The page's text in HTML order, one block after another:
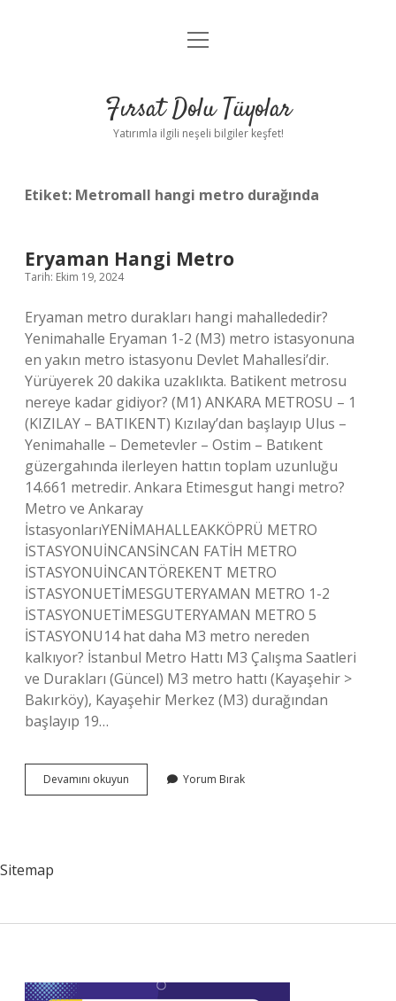
Gizlilik Politikası
Yasal Uyarı
menüyü
Fırsat Dolu Tüyolar
Yatırımla ilgili neşeli bilgiler keşfet!
Etiket: Metromall hangi metro durağında
Eryaman Hangi Metro
Tarih: Ekim 19, 2024
Eryaman metro durakları hangi mahallededir?
Yenimahalle Eryaman 1-2 (M3) metro istasyonuna
en yakın metro istasyonu Devlet Mahallesi’dir.
Yürüyerek 20 dakika uzaklıkta. Batikent metrosu
nereye kadar gidiyor? (M1) ANKARA METROSU – 1
(KIZILAY – BATIKENT) Kızılay’dan başlayıp Ulus –
Yenimahalle – Demetevler – Ostim – Batıkent
güzergahında ilerleyen hattın toplam uzunluğu
14.661 metredir. Ankara Etimesgut hangi metro?
Metro ve Ankaray
İstasyonlarıYENİMAHALLEAKKÖPRÜ METRO
İSTASYONUİNCANSİNCAN FATİH METRO
İSTASYONUİNCANTÖREKENT METRO
İSTASYONUETİMESGUTERYAMAN METRO 1-2
İSTASYONUETİMESGUTERYAMAN METRO 5
İSTASYONU14 hat daha M3 metro nereden
kalkıyor? İstanbul Metro Hattı M3 Çalışma Saatleri
ve Durakları (Güncel) M3 metro hattı (Kayaşehir >
Bakırköy), Kayaşehir Merkez (M3) durağından
başlayıp 19…
Devamını okuyun Eryaman
Hangi
Yorum Bırak
Sitemap
Sidebar